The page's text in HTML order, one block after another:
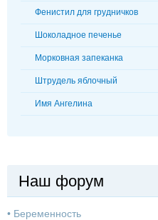
Фенистил для грудничков
Шоколадное печенье
Морковная запеканка
Штрудель яблочный
Имя Ангелина
Наш форум
• Беременность